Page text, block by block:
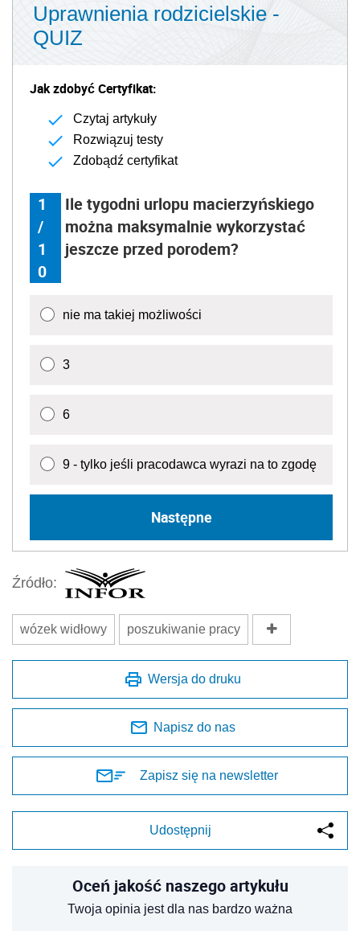
Uprawnienia rodzicielskie -
QUIZ
Jak zdobyć Certyfikat:
Czytaj artykuły
Rozwiązuj testy
Zdobądź certyfikat
1
/
1
0
Ile tygodni urlopu macierzyńskiego
można maksymalnie wykorzystać
jeszcze przed porodem?
nie ma takiej możliwości
3
6
9 - tylko jeśli pracodawca wyrazi na to zgodę
Następne
Źródło:
wózek widłowy poszukiwanie pracy
Wersja do druku
Napisz do nas
Zapisz się na newsletter
Udostępnij
Oceń jakość naszego artykułu
Twoja opinia jest dla nas bardzo ważna